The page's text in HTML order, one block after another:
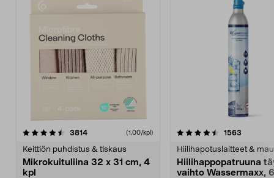
3814arvostelut (1,00/kpl)
Keittiön puhdistus & tiskaus
Mikrokuituliina 32 x 31 cm, 4
kpl
4.5viidestä
1563
Hiilihapotuslaitteet &
Hiilihappopatruuna
vaihto Wassermaxx,
4.5viidestä